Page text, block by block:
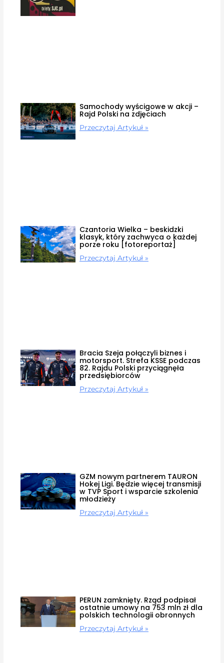
Samochody wyścigowe w akcji –
Rajd Polski na zdjęciach
Przeczytaj Artykuł »
Czantoria Wielka – beskidzki
klasyk, który zachwyca o każdej
porze roku [fotoreportaż]
Przeczytaj Artykuł »
Bracia Szeja połączyli biznes i
motorsport. Strefa KSSE podczas
82. Rajdu Polski przyciągnęła
przedsiębiorców
Przeczytaj Artykuł »
GZM nowym partnerem TAURON
Hokej Ligi. Będzie więcej transmisji
w TVP Sport i wsparcie szkolenia
młodzieży
Przeczytaj Artykuł »
PERUN zamknięty. Rząd podpisał
ostatnie umowy na 753 mln zł dla
polskich technologii obronnych
Przeczytaj Artykuł »